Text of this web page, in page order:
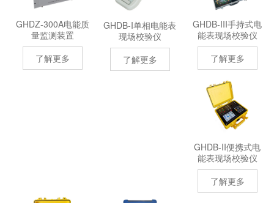
GHDZ-300A电能质
量监测装置
了解更多
GHDB-I单相电能表
现场校验仪
了解更多
GHDB-III手持式电
能表现场校验仪
了解更多
GHDB-II便携式电
能表现场校验仪
了解更多